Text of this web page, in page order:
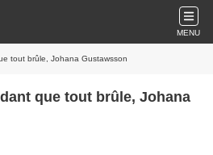
MENU
tout brûle, Johana Gustawsson
que tout brûle, Johana